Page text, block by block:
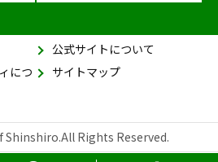
公式サイトについて
につ
サイトマップ
Rights Reserved.